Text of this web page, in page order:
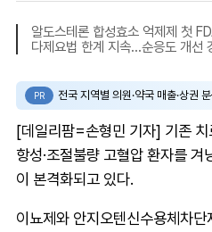
알도스테론 합성효소 억제제 첫
다제요법 한계 지속…순응도 개선
PR 전국 지역별 의원·약국 매출·상권 분
[데일리팜=손형민 기자] 기존
항성·조절불량 고혈압 환자를
이 본격화되고 있다.
이뇨제와 안지오텐신수용체차